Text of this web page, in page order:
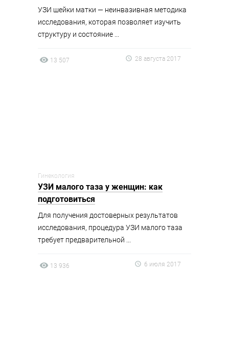
УЗИ шейки матки — неинвазивная методика
исследования, которая позволяет изучить
структуру и состояние ...
13 507 28 августа 2017
Гинекология
УЗИ малого таза у женщин: как
подготовиться
Для получения достоверных результатов
исследования, процедура УЗИ малого таза
требует предварительной ...
13 936 6 июля 2017